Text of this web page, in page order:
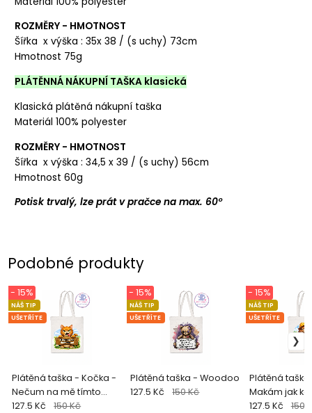
ROZMĚRY - HMOTNOST
Šířka x výška : 35x 38 / (s uchy) 73cm
Hmotnost 75g
PLÁTĚNNÁ NÁKUPNÍ TAŠKA klasická
Klasická plátěná nákupní taška
Materiál 100% polyester
ROZMĚRY - HMOTNOST
Šířka x výška : 34,5 x 39 / (s uchy) 56cm
Hmotnost 60g
Potisk trvalý, lze prát v pračce na max. 60°
Podobné produkty
Plátěná taška - Kočka -
Nečum na mě tímto
tónem
NÁŠ TIP
UŠETŘÍTE
- 15%
127.5 Kč 150 Kč
Plátěná taška - Woodoo
NÁŠ TIP
UŠETŘÍTE
- 15%
127.5 Kč 150 Kč
Plátěná
Makám jak
NÁŠ TIP
UŠETŘÍTE
- 15%
127.5 Kč 150